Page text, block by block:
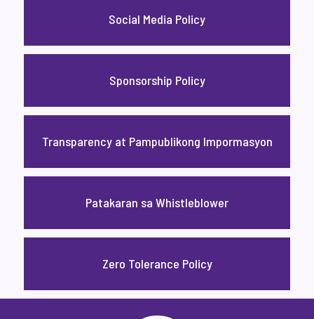
Social Media Policy
Sponsorship Policy
Transparency at Pampublikong Impormasyon
Patakaran sa Whistleblower
Zero Tolerance Policy